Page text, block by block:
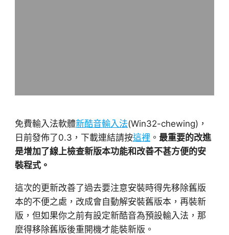
免費輸入法軟體新酷音輸入法(Win32-chewing)，
日前發佈了0.3，下載連結請按這裡 。 最重要的改進
是增加了線上檢查新版本功能和改善不甚方便的安
裝程式。
這次的更新改善了過去要注意安裝時得先移除舊版
本的不便之處，改成會自動解安裝舊版本，再裝新
版，但如果你之前有設定新酷音為預設輸入法，那
麼得移除舊版後重開機才能裝新版。